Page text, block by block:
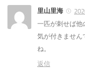
里山里海
一匹が刺せば他
気が付きません
ね。
返信